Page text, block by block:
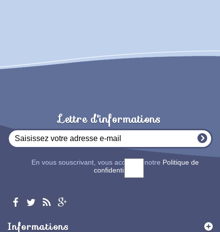
Lettre d'informations
En vous souscrivant, vous acceptez notre Politique de
confidentialité
Informations